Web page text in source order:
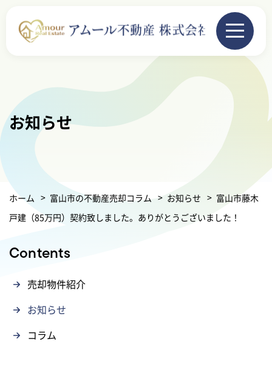
お知らせ
ホーム 富山市の不動産売却コラム お知らせ
富山市藤木
戸建（85万円）契約致しました。ありがとうございました！
Contents
売却物件紹介
お知らせ
コラム